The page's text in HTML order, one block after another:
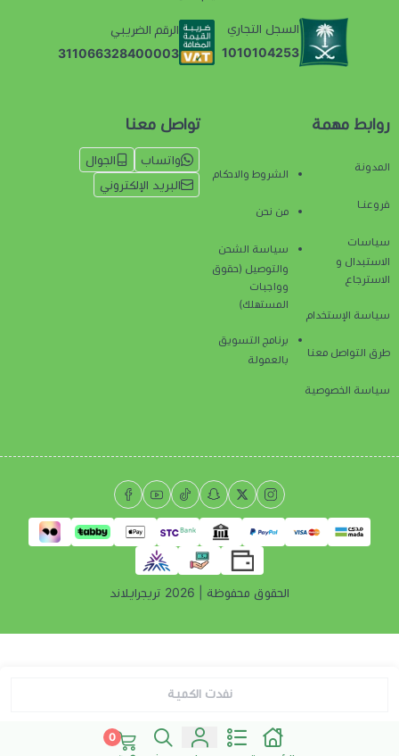
نفدت الكمية
السجل التجاري
1010104253
الرقم الضريبي
311066328400003
روابط مهمة
المدونة
فروعنـا
سياسات
الاستبدال و
الاسترجاع
سياسة الإستخدام
طرق التواصل معنا
سياسة الخصوصية
الشروط والاحكام
من نحن
سياسة الشحن
والتوصيل (حقوق
وواجبات
المستهلك)
برنامج التسويق
بالعمولة
تواصل معنا
واتساب
الجوال
البريد الإلكتروني
الحقوق محفوظة | 2026 تريجرايلاند
0